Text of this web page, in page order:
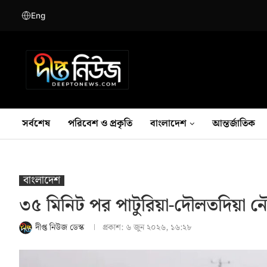
Eng
সর্বশেষ পরিবেশ ও প্রকৃতি বাংলাদেশ আন্তর্জাতিক
বাংলাদেশ
৩৫ মিনিট পর পাটুরিয়া-
দীপ্ত নিউজ ডেস্ক প্রকাশ: ৬ জুন ২০২৬, ১৬:২৮